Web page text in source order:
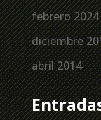
febrero 2024
diciembre
abril 2014